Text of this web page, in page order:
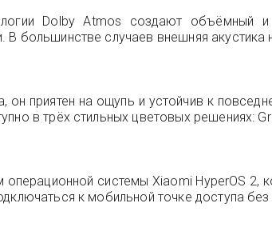
Dolby Atmos создают объёмный
большинстве случаев внешняя
он приятен на ощупь и устойчив к
в трёх стильных цветовых решениях:
системы Xiaomi HyperOS 2,
к мобильной точке доступа